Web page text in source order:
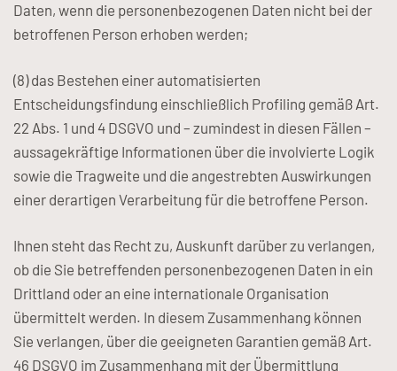
Daten, wenn die personenbezogenen Daten nicht bei der
betroffenen Person erhoben werden;
(8) das Bestehen einer automatisierten
Entscheidungsfindung einschließlich Profiling gemäß Art.
22 Abs. 1 und 4 DSGVO und – zumindest in diesen Fällen –
aussagekräftige Informationen über die involvierte Logik
sowie die Tragweite und die angestrebten Auswirkungen
einer derartigen Verarbeitung für die betroffene Person.
Ihnen steht das Recht zu, Auskunft darüber zu verlangen,
ob die Sie betreffenden personenbezogenen Daten in ein
Drittland oder an eine internationale Organisation
übermittelt werden. In diesem Zusammenhang können
Sie verlangen, über die geeigneten Garantien gemäß Art.
46 DSGVO im Zusammenhang mit der Übermittlung